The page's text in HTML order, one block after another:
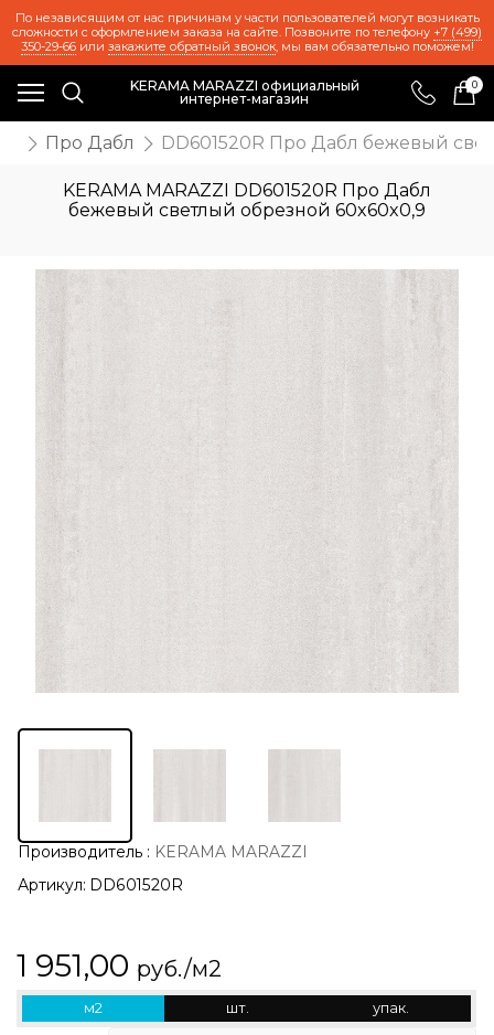
По независящим от нас причинам у части пользователей могут возникать
сложности с оформлением заказа на сайте. Позвоните по телефону +7 (499)
350-29-66или закажите обратный звонок, мы вам обязательно поможем!
KERAMA MARAZZI официальный
интернет-магазин
0
Про Дабл DD601520R Про Дабл бежевый
KERAMA MARAZZI DD601520R Про Дабл
бежевый светлый обрезной 60x60x0,9
Производитель : KERAMA MARAZZI
Артикул: DD601520R
1 951,00 руб./м2
м2 шт. упак.